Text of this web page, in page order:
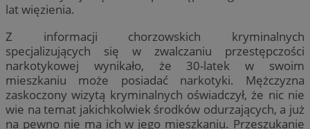
lat więzienia.
Z informacji chorzowskich kryminalnych
specjalizujących się w zwalczaniu przestępczości
narkotykowej wynikało, że 30-latek w swoim
mieszkaniu może posiadać narkotyki. Mężczyzna
zaskoczony wizytą kryminalnych oświadczył, że nic nie
wie na temat jakichkolwiek środków odurzających, a już
na pewno nie ma ich w jego mieszkaniu. Przeszukanie